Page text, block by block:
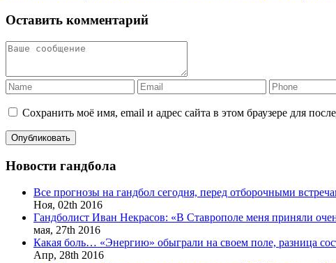
Оставить комментарий
Сохранить моё имя, email и адрес сайта в этом браузере для
Новости гандбола
Все прогнозы на гандбол сегодня, перед отборочными
Ноя, 02th 2016
Гандболист Иван Некрасов: «В Ставрополе меня приняли
мая, 27th 2016
Какая боль… «Энергию» обыграли на своем поле, разница
Апр, 28th 2016